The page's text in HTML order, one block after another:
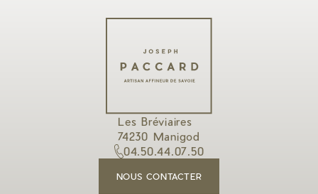
Les Bréviaires
74230 Manigod
04.50.44.07.50
NOUS CONTACTER